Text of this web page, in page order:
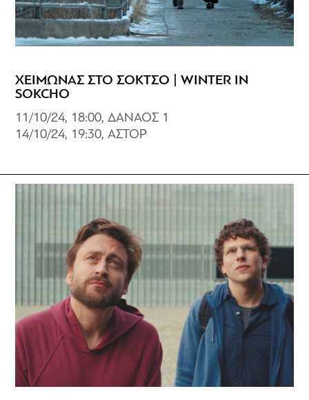
ΧΕΙΜΩΝΑΣ ΣΤΟ ΣΟΚΤΣΟ | WINTER IN
SOKCHO
11/10/24, 18:00, ΔΑΝΑΟΣ 1
14/10/24, 19:30, ΑΣΤΟΡ